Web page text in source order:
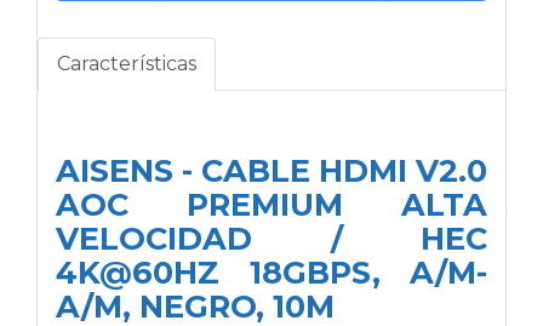
Características
AISENS - CABLE HDMI V2.0
AOC PREMIUM ALTA
VELOCIDAD / HEC
4K@60HZ 18GBPS, A/M-
A/M, NEGRO, 10M